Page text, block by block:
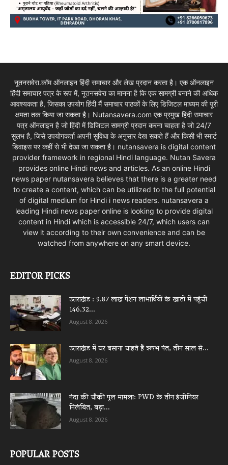
नूतनसवेरा.कॉम ऑनलाइन हिंदी समाचार और लेख प्रदान करता है। एक ऑनलाइन
हिंदी समाचार पत्र के रूप में, नूतनसवेरा का मानना है कि एक सामग्री बनाने की अधिक
आवश्यकता है, जिसका उपयोग हिंदी मैं समाचार पाठकों के लिए डिजिटल माध्यम की पूरी
क्षमता तक किया जा सकता है। Nutansavera.com एक प्रमुख हिंदी समाचार
पत्र ऑनलाइन है जो हिंदी में डिजिटल सामग्री प्रदान करना चाहता है जो 24/7
सुलभ है, जिसे उपयोगकर्ता अपनी सुविधा के अनुसार देख सकते हैं और किसी भी स्मार्ट
डिवाइस पर कहीं से भी देखा जा सकता है। nutansavera is digital content
provider framework in regional Hindi language. Nutan Savera
provides online Hindi news and articles. As an online Hindi
news paper nutansavera believes that there is a greater need
to create a content, which can be utilized to the full potential
of digital medium for Hindi i news readers. nutansavera a
leading Hindi news paper online is looking to provide digital
content in Hindi which is accessible 24/7, which users can
view it according to their own convenience and can be
watched from anywhere on any smart device.
EDITOR PICKS
उत्तराखंड : 9.87 लाख पेंशन लाभार्थियों के खातों में पहुंची
146.32...
August 8, 2026
उत्तराखंड में घर बसाना चाहते हैं ऋषभ पंत, तीन साल से...
August 8, 2026
नंदा की चौकी पुल मामला: PWD के तीन इंजीनियर
निलंबित, बड़ा...
August 8, 2026
POPULAR POSTS